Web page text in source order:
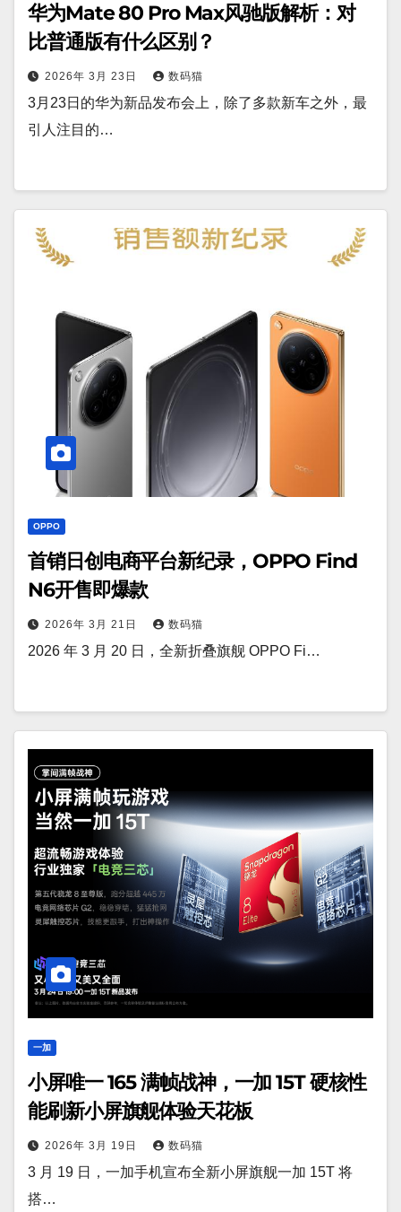
华为Mate 80 Pro Max风驰版解析：对
比普通版有什么区别？
2026年 3月 23日 数码猫
3月23日的华为新品发布会上，除了多款新车之外，最
引人注目的…
OPPO
首销日创电商平台新纪录，OPPO Find
N6开售即爆款
2026年 3月 21日 数码猫
2026 年 3 月 20 日，全新折叠旗舰 OPPO Fi…
一加
小屏唯一 165 满帧战神，一加 15T 硬核性
能刷新小屏旗舰体验天花板
2026年 3月 19日 数码猫
3 月 19 日，一加手机宣布全新小屏旗舰一加 15T 将
搭…